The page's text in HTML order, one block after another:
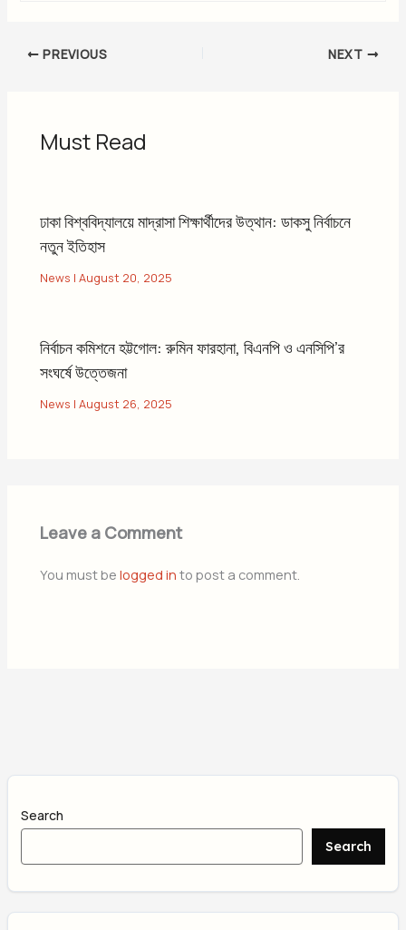
PREVIOUS NEXT
Must Read
ঢাকা বিশ্ববিদ্যালয়ে মাদ্রাসা শিক্ষার্থীদের উত্থান: ডাকসু নির্বাচনে
নতুন ইতিহাস
News |August 20, 2025
নির্বাচন কমিশনে হট্টগোল: রুমিন ফারহানা, বিএনপি ও এনসিপি’র
সংঘর্ষে উত্তেজনা
News |August 26, 2025
Leave a Comment
You must belogged in to post a comment.
Search
Search